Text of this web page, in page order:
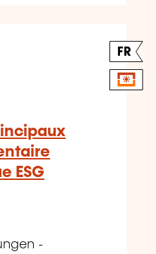
FR
ESG
-